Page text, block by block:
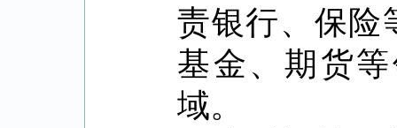
责银行、保险
基金、期货
域。